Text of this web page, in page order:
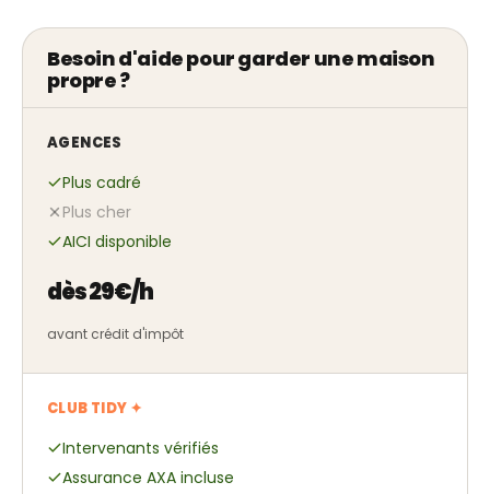
Besoin d'aide pour garder une maison
propre ?
AGENCES
Plus cadré
Plus cher
AICI disponible
dès 29€/h
avant crédit d'impôt
CLUB TIDY ✦
Intervenants vérifiés
Assurance AXA incluse